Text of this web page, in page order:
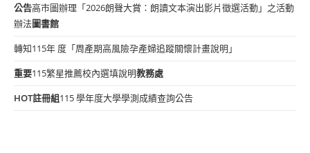
公告高市圖辦理「2026朗聲大賞：朗讀文本演出影片徵選活動」之活動
辦法圖書館
轉知115年 度「周產期高風險孕產婦追蹤關懷計畫說明」
重要115繁星推薦校內選填說明教務處
HOT註冊組115 學年度大學學測成績查詢公告